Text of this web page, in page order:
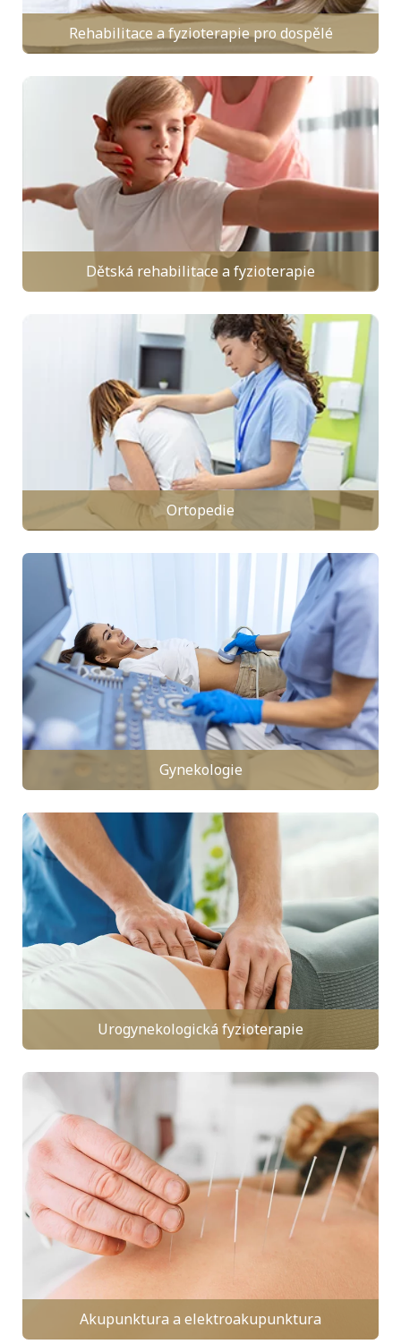
Rehabilitace a fyzioterapie pro dospělé
Dětská rehabilitace a fyzioterapie
Ortopedie
Gynekologie
Urogynekologická fyzioterapie
Akupunktura a elektroakupunktura